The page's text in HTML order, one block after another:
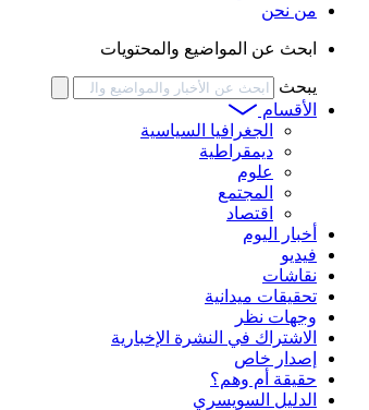
من نحن
ابحث عن المواضيع والمحتويات
يبحث
الأقسام
الجغرافيا السياسية
ديمقراطية
علوم
المجتمع
اقتصاد
أخبار اليوم
فيديو
نقاشات
تحقيقات ميدانية
وجهات نظر
الاشتراك في النشرة الإخبارية
إصدار خاص
حقيقة أم وهم؟
الدليل السويسري